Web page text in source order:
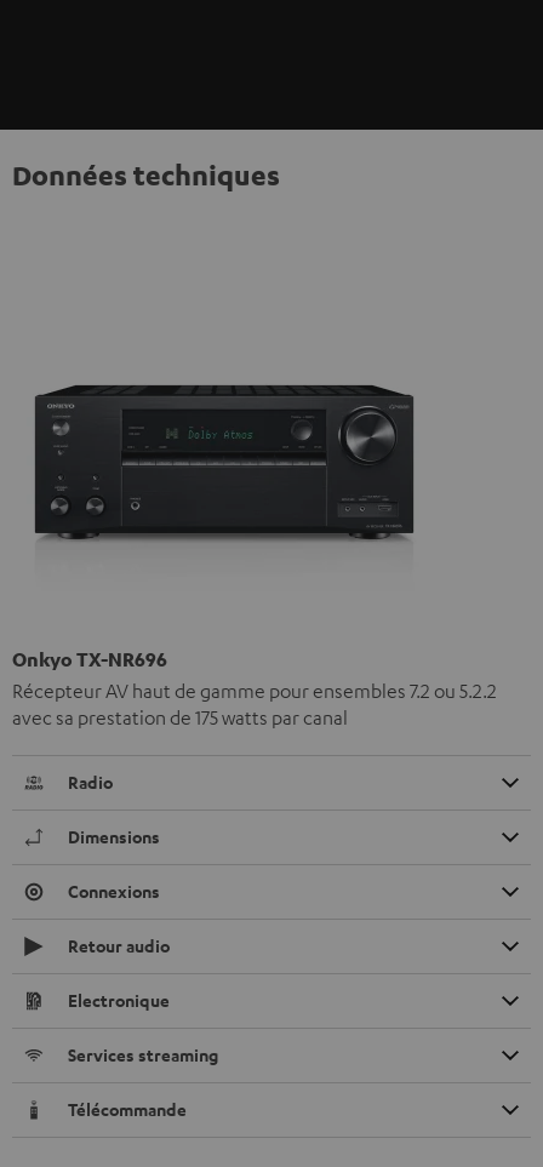
Données techniques
Onkyo TX-NR696
Récepteur AV haut de gamme pour ensembles 7.2 ou 5.2.2
avec sa prestation de 175 watts par canal
Radio
Dimensions
Connexions
Retour audio
Electronique
Services streaming
Télécommande